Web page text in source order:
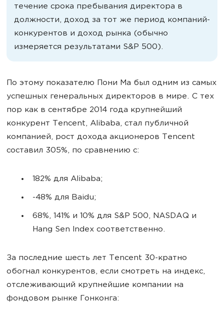
течение срока пребывания директора в
должности, доход за тот же период компаний-
конкурентов и доход рынка (обычно
измеряется результатами S&P 500).
По этому показателю Пони Ма был одним из самых
успешных генеральных директоров в мире. С тех
пор как в сентябре 2014 года крупнейший
конкурент Tencent, Alibaba, стал публичной
компанией, рост дохода акционеров Tencent
составил 305%, по сравнению с:
182% для Alibaba;
-48% для Baidu;
68%, 141% и 10% для S&P 500, NASDAQ и
Hang Sen Index соответственно.
За последние шесть лет Tencent 30-кратно
обогнал конкурентов, если смотреть на индекс,
отслеживающий крупнейшие компании на
фондовом рынке Гонконга: